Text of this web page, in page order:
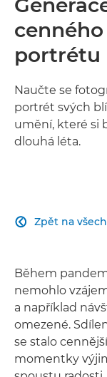
portrétu
Naučte se
portrét svých
umění, které si
dlouhá léta.
Zpět na

Během
nemohlo
a například
omezené.
se stalo
momentky